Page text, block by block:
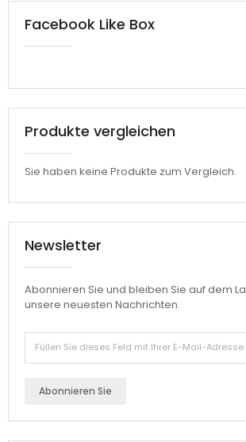
Facebook Like Box
Produkte vergleichen
Sie haben keine Produkte zum Vergleich.
Newsletter
Abonnieren Sie und bleiben Sie auf dem
unsere neuesten Nachrichten.
Abonnieren Sie